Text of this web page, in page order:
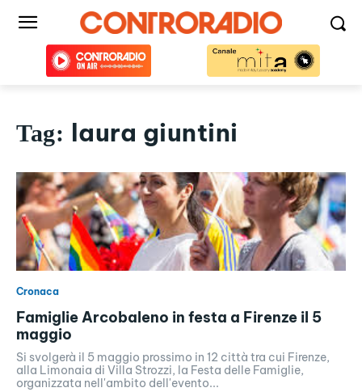
Tag: laura giuntini
Cronaca
Famiglie Arcobaleno in festa a Firenze il 5
maggio
Si svolgerà il 5 maggio prossimo in 12 città tra cui Firenze,
alla Limonaia di Villa Strozzi, la Festa delle Famiglie,
organizzata nell'ambito dell'evento...